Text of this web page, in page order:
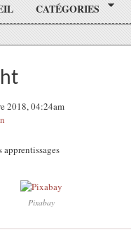
CATÉGORIES
2018, 04:24am
Pixabay